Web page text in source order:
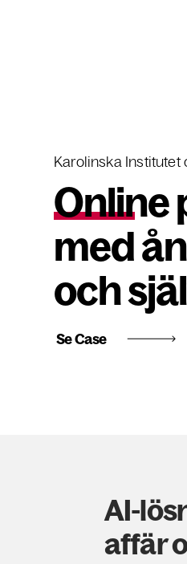
Karolinska
Online
med
och
Se Case
AI-
affär